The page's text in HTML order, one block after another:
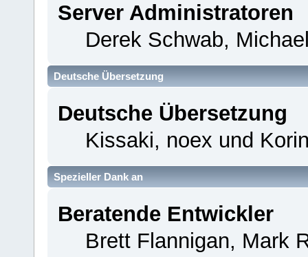
Server Administratoren
Derek Schwab,
Deutsche Übersetzung
Deutsche Übersetzung
Kissaki, noex und
Spezieller Dank an
Beratende Entwickler
Brett Flannigan, Mark